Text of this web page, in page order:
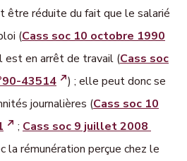
être réduite du fait que le salarié
(Cass soc 10 octobre 1990
est en arrêt de travail (Cass soc
43514
) ; elle peut donc se
journalières (Cass soc 10
; Cass soc 9 juillet 2008
la rémunération perçue chez le